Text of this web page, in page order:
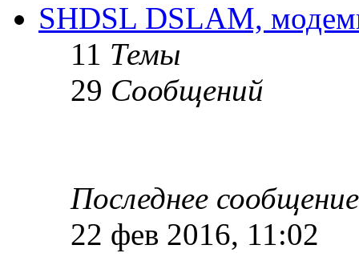
SHDSL DSLAM,
11 Темы
29 Сообщений
Последнее сообщение
22 фев 2016, 11:02